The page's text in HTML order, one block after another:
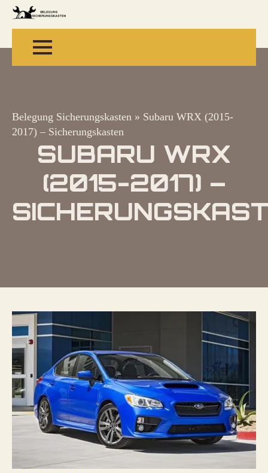
Belegung Sicherungskasten » Subaru WRX (2015-
2017) – Sicherungskasten
SUBARU WRX
(2015-2017) –